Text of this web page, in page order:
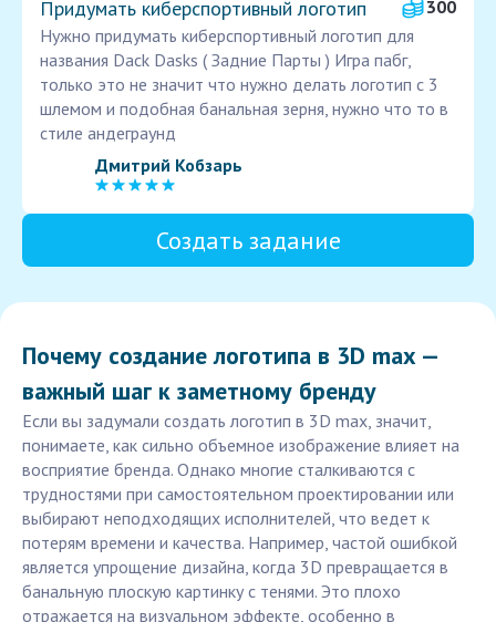
Придумать киберспортивный логотип
300
Нужно придумать киберспортивный логотип для
названия Dack Dasks ( Задние Парты ) Игра пабг,
только это не значит что нужно делать логотип с 3
шлемом и подобная банальная зерня, нужно что то в
стиле андеграунд
Дмитрий Кобзарь
Создать задание
Почему создание логотипа в 3D max —
важный шаг к заметному бренду
Если вы задумали создать логотип в 3D max, значит,
понимаете, как сильно объемное изображение влияет на
восприятие бренда. Однако многие сталкиваются с
трудностями при самостоятельном проектировании или
выбирают неподходящих исполнителей, что ведет к
потерям времени и качества. Например, частой ошибкой
является упрощение дизайна, когда 3D превращается в
банальную плоскую картинку с тенями. Это плохо
отражается на визуальном эффекте, особенно в